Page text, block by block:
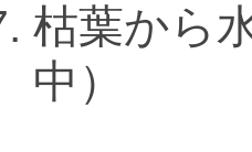
枯葉から
中）